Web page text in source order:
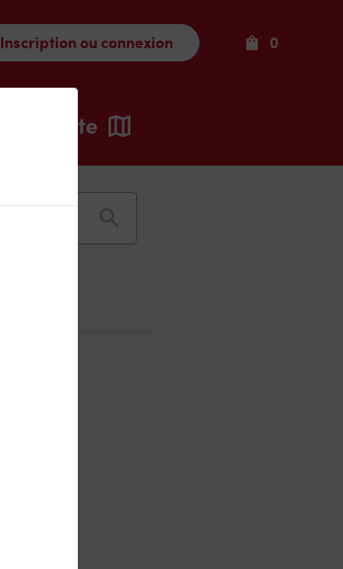
Inscription ou connexion 0Produits
Carte